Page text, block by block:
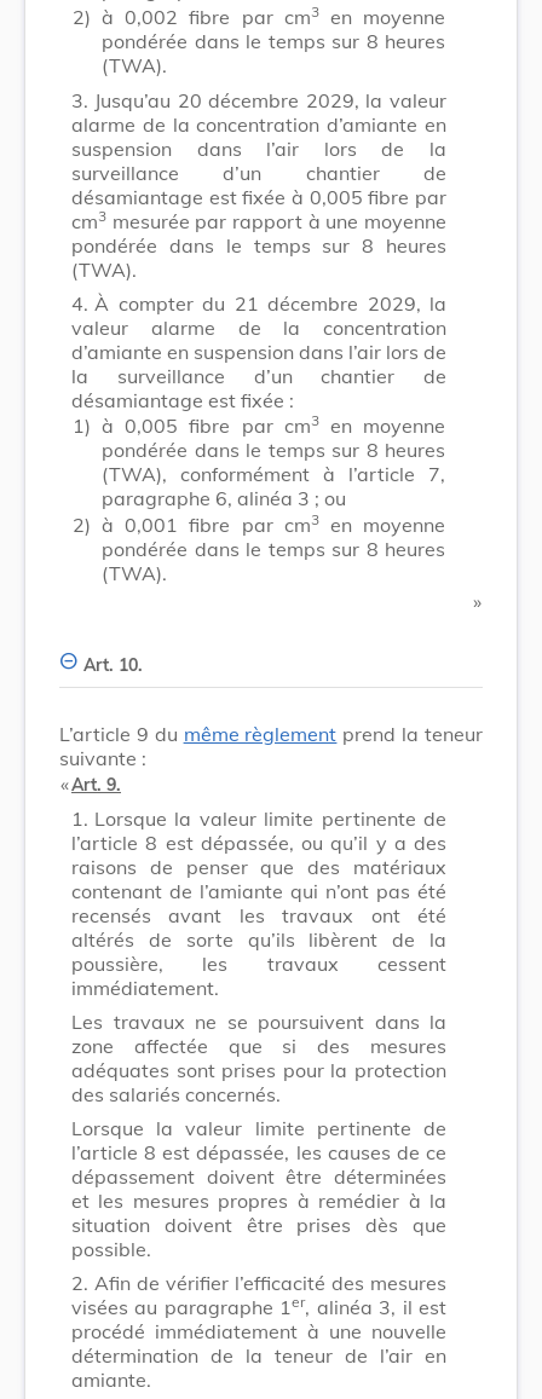
2) à 0,002 fibre par cm3en moyenne
pondérée dans le temps sur 8 heures
(TWA).
3. Jusqu’au 20 décembre 2029, la valeur
alarme de la concentration d’amiante en
suspension dans l’air lors de la
surveillance d’un chantier de
désamiantage est fixée à 0,005 fibre par
cm3 mesurée par rapport à une moyenne
pondérée dans le temps sur 8 heures
(TWA).
4. À compter du 21 décembre 2029, la
valeur alarme de la concentration
d’amiante en suspension dans l’air lors de
la surveillance d’un chantier de
désamiantage est fixée :
1) à 0,005 fibre par cm3en moyenne
pondérée dans le temps sur 8 heures
(TWA), conformément à l’article 7,
paragraphe 6, alinéa 3 ; ou
2) à 0,001 fibre par cm3en moyenne
pondérée dans le temps sur 8 heures
(TWA).
​ »
Art. 10.
L’article 9 du même règlement prend la teneur
suivante :
​ «Art. 9.
1. Lorsque la valeur limite pertinente de
l’article 8 est dépassée, ou qu’il y a des
raisons de penser que des matériaux
contenant de l’amiante qui n’ont pas été
recensés avant les travaux ont été
altérés de sorte qu’ils libèrent de la
poussière, les travaux cessent
immédiatement.
Les travaux ne se poursuivent dans la
zone affectée que si des mesures
adéquates sont prises pour la protection
des salariés concernés.
Lorsque la valeur limite pertinente de
l’article 8 est dépassée, les causes de ce
dépassement doivent être déterminées
et les mesures propres à remédier à la
situation doivent être prises dès que
possible.
2. Afin de vérifier l’efficacité des mesures
visées au paragraphe 1er, alinéa 3, il est
procédé immédiatement à une nouvelle
détermination de la teneur de l’air en
amiante.